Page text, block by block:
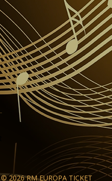
© 2026 RM EUROPA TICKET